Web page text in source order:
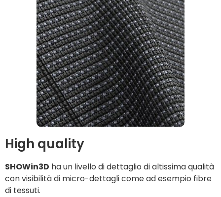
High quality
SHOWin3D ha un livello di dettaglio di altissima qualità
con visibilità di micro-dettagli come ad esempio fibre
di tessuti.